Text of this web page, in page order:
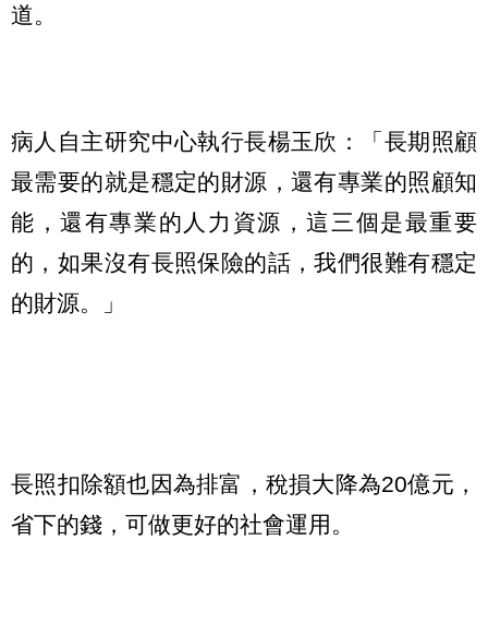
道。
病人自主研究中心執行長楊玉欣：「長期照顧
最需要的就是穩定的財源，還有專業的照顧知
能，還有專業的人力資源，這三個是最重要
的，如果沒有長照保險的話，我們很難有穩定
的財源。」
長照扣除額也因為排富，稅損大降為20億元，
省下的錢，可做更好的社會運用。